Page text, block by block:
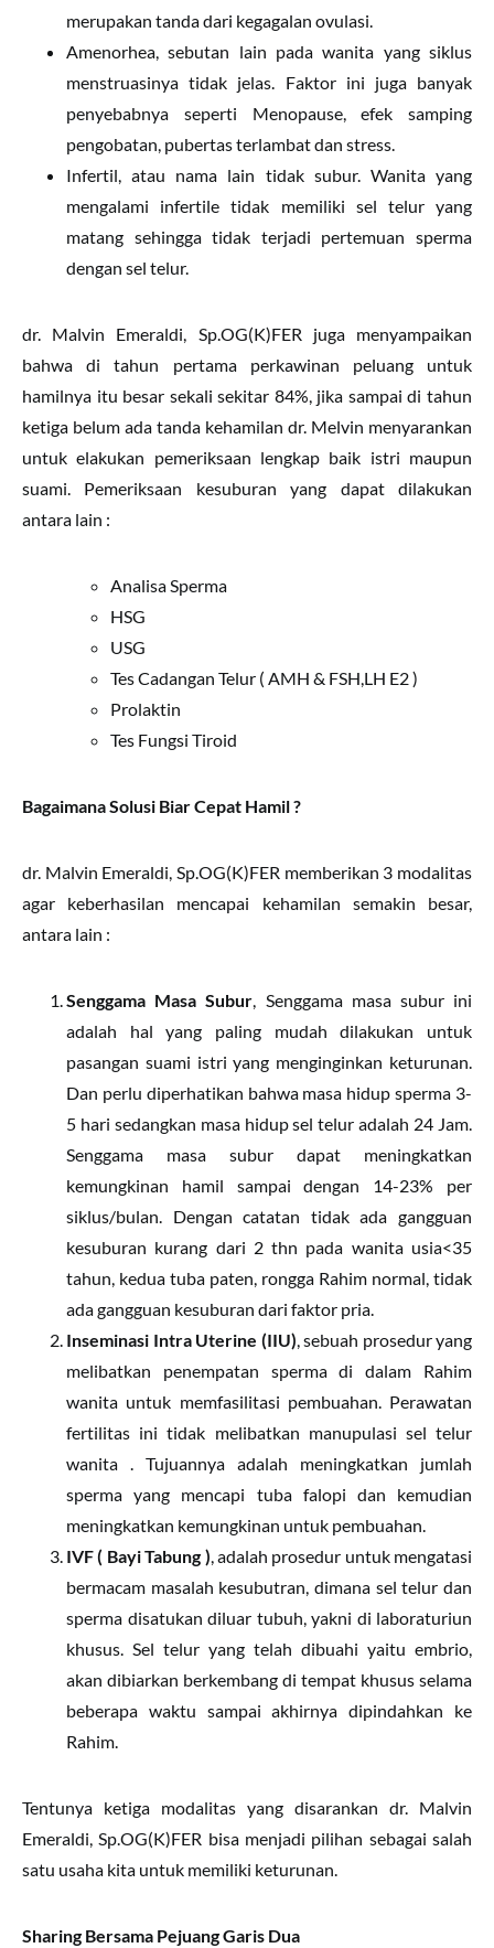
merupakan tanda dari kegagalan ovulasi.
Amenorhea, sebutan lain pada wanita yang siklus
menstruasinya tidak jelas. Faktor ini juga banyak
penyebabnya seperti Menopause, efek samping
pengobatan, pubertas terlambat dan stress.
Infertil, atau nama lain tidak subur. Wanita yang
mengalami infertile tidak memiliki sel telur yang
matang sehingga tidak terjadi pertemuan sperma
dengan sel telur.
dr. Malvin Emeraldi, Sp.OG(K)FER juga menyampaikan
bahwa di tahun pertama perkawinan peluang untuk
hamilnya itu besar sekali sekitar 84%, jika sampai di tahun
ketiga belum ada tanda kehamilan dr. Melvin menyarankan
untuk elakukan pemeriksaan lengkap baik istri maupun
suami. Pemeriksaan kesuburan yang dapat dilakukan
antara lain :
Analisa Sperma
HSG
USG
Tes Cadangan Telur ( AMH & FSH,LH E2 )
Prolaktin
Tes Fungsi Tiroid
Bagaimana Solusi Biar Cepat Hamil ?
dr. Malvin Emeraldi, Sp.OG(K)FER memberikan 3 modalitas
agar keberhasilan mencapai kehamilan semakin besar,
antara lain :
Senggama Masa Subur, Senggama masa subur ini
adalah hal yang paling mudah dilakukan untuk
pasangan suami istri yang menginginkan keturunan.
Dan perlu diperhatikan bahwa masa hidup sperma 3-
5 hari sedangkan masa hidup sel telur adalah 24 Jam.
Senggama masa subur dapat meningkatkan
kemungkinan hamil sampai dengan 14-23% per
siklus/bulan. Dengan catatan tidak ada gangguan
kesuburan kurang dari 2 thn pada wanita usia<35
tahun, kedua tuba paten, rongga Rahim normal, tidak
ada gangguan kesuburan dari faktor pria.
Inseminasi Intra Uterine (IIU), sebuah prosedur yang
melibatkan penempatan sperma di dalam Rahim
wanita untuk memfasilitasi pembuahan. Perawatan
fertilitas ini tidak melibatkan manupulasi sel telur
wanita . Tujuannya adalah meningkatkan jumlah
sperma yang mencapi tuba falopi dan kemudian
meningkatkan kemungkinan untuk pembuahan.
IVF ( Bayi Tabung ), adalah prosedur untuk mengatasi
bermacam masalah kesubutran, dimana sel telur dan
sperma disatukan diluar tubuh, yakni di laboraturiun
khusus. Sel telur yang telah dibuahi yaitu embrio,
akan dibiarkan berkembang di tempat khusus selama
beberapa waktu sampai akhirnya dipindahkan ke
Rahim.
Tentunya ketiga modalitas yang disarankan dr. Malvin
Emeraldi, Sp.OG(K)FER bisa menjadi pilihan sebagai salah
satu usaha kita untuk memiliki keturunan.
Sharing Bersama Pejuang Garis Dua